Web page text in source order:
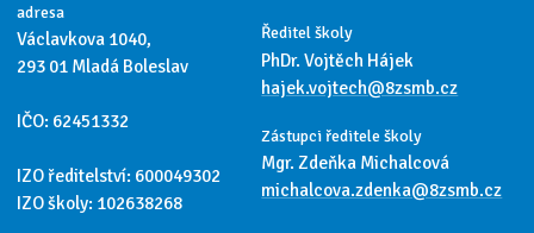
adresa
Václavkova 1040,
293 01 Mladá Boleslav
IČO: 62451332
IZO ředitelství: 600049302
IZO školy: 102638268
Ředitel školy
PhDr. Vojtěch Hájek
hajek.vojtech@8zsmb.cz
Zástupci ředitele školy
Mgr. Zdeňka Michalcová
michalcova.zdenka@8zsmb.cz